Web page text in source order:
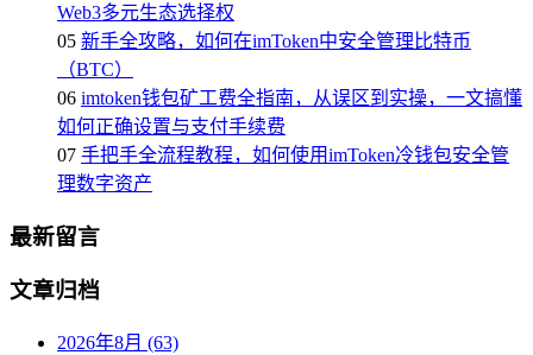
Web3多元生态选择权
05 新手全攻略，如何在imToken中安全管理比特币
（BTC）
06 imtoken钱包矿工费全指南，从误区到实操，一文搞懂
如何正确设置与支付手续费
07 手把手全流程教程，如何使用imToken冷钱包安全管
理数字资产
最新留言
文章归档
2026年8月 (63)